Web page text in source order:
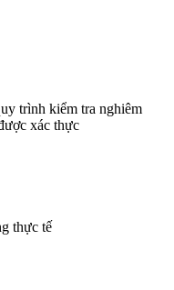
trình kiểm tra nghiêm
xác thực
thực tế